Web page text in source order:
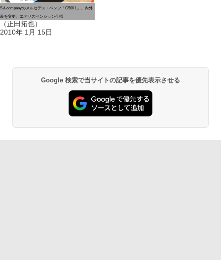
S＆companyのメルセデス・ベンツ「G500 L」。内外
装を変更、エアサスペンション仕様
（正田拓也）
2010年 1月 15日
Google 検索で当サイトの記事を優先表示させる